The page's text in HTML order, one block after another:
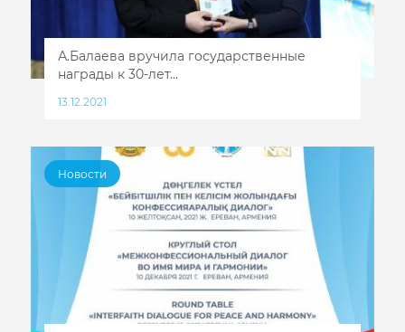
А.Балаева вручила государственные
награды к 30-лет...
13.12.2021
Новости